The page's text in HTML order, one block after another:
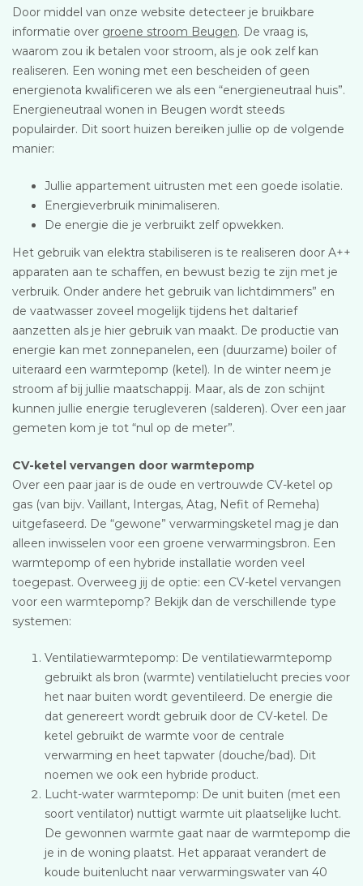
Door middel van onze website detecteer je bruikbare
informatie over groene stroom Beugen. De vraag is,
waarom zou ik betalen voor stroom, als je ook zelf kan
realiseren. Een woning met een bescheiden of geen
energienota kwalificeren we als een “energieneutraal huis”.
Energieneutraal wonen in Beugen wordt steeds
populairder. Dit soort huizen bereiken jullie op de volgende
manier:
Jullie appartement uitrusten met een goede isolatie.
Energieverbruik minimaliseren.
De energie die je verbruikt zelf opwekken.
Het gebruik van elektra stabiliseren is te realiseren door A++
apparaten aan te schaffen, en bewust bezig te zijn met je
verbruik. Onder andere het gebruik van lichtdimmers” en
de vaatwasser zoveel mogelijk tijdens het daltarief
aanzetten als je hier gebruik van maakt. De productie van
energie kan met zonnepanelen, een (duurzame) boiler of
uiteraard een warmtepomp (ketel). In de winter neem je
stroom af bij jullie maatschappij. Maar, als de zon schijnt
kunnen jullie energie terugleveren (salderen). Over een jaar
gemeten kom je tot “nul op de meter”.
CV-ketel vervangen door warmtepomp
Over een paar jaar is de oude en vertrouwde CV-ketel op
gas (van bijv. Vaillant, Intergas, Atag, Nefit of Remeha)
uitgefaseerd. De “gewone” verwarmingsketel mag je dan
alleen inwisselen voor een groene verwarmingsbron. Een
warmtepomp of een hybride installatie worden veel
toegepast. Overweeg jij de optie: een CV-ketel vervangen
voor een warmtepomp? Bekijk dan de verschillende type
systemen:
Ventilatiewarmtepomp: De ventilatiewarmtepomp
gebruikt als bron (warmte) ventilatielucht precies voor
het naar buiten wordt geventileerd. De energie die
dat genereert wordt gebruik door de CV-ketel. De
ketel gebruikt de warmte voor de centrale
verwarming en heet tapwater (douche/bad). Dit
noemen we ook een hybride product.
Lucht-water warmtepomp: De unit buiten (met een
soort ventilator) nuttigt warmte uit plaatselijke lucht.
De gewonnen warmte gaat naar de warmtepomp die
je in de woning plaatst. Het apparaat verandert de
koude buitenlucht naar verwarmingswater van 40